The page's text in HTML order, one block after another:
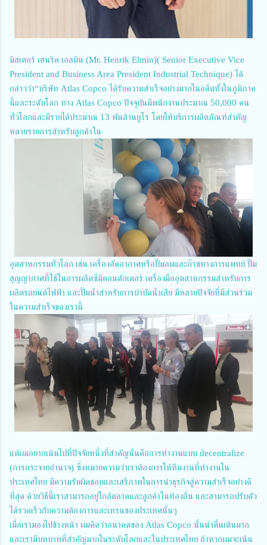
มิสเตอร์ เฮนริค เอลมิน (Mr. Henrik Elmin)( Senior Executive Vice
President and Business Area President Industrial Technique) ได้
กล่าวว่า“บริษัท Atlas Copco ได้รับความสำเร็จอย่างมากในอดีตทั้งในภูมิภาค
นี้และระดับโลก ทาง Atlas Copco ปัจจุบันมีพนักงานประมาณ 50,000 คน
ทั่วโลกและมีรายได้ประมาณ 13 พันล้านยูโร โดยให้บริการผลิตภัณฑ์สำคัญ
หลายรายการสำหรับลูกค้าใน
อุตสาหกรรมทั่วโลก เช่น เครื่องอัดอากาศหรือปั๊มลมและก๊าซทางการแพทย์ ปั๊ม
สุญญากาศที่ใช้ในการผลิตซีมิคอนดักเตอร์ เครื่องมืออุตสาหกรรมสำหรับการ
ผลิตรถยนต์ไฟฟ้า และปั๊มน้ำสำหรับการบำบัดน้ำเสีย มีหลายปัจจัยที่มีส่วนร่วม
ในความสำเร็จของเรานี้
แต่ผมอยากเน้นไปที่ปัจจัยหนึ่งที่สำคัญนั่นคือการทำงานแบบ decentralize
(การกระจายอำนาจ) ซึ่งหมายความว่าเราต้องการให้ทีมงานที่ทำงานใน
ประเทศไทย มีความรับผิดชอบและเสรีภาพในการนำธุรกิจสู่ความสำเร็จอย่างดี
ที่สุด ด้วยวิธีนี้เราสามารถอยู่ใกล้ตลาดและลูกค้าในท้องถิ่น และสามารถปรับตัว
ได้รวดเร็วกับความต้องการและเทรนของประเทศนั้นๆ
เมื่อเรามองไปข้างหน้า ผมคิดว่าอนาคตของ Atlas Copco นั้นน่าตื่นเต้นมาก
และเรามีบทบาทที่สำคัญมากในระดับโลกและในประเทศไทย ถ้าหากผมจะเน้น